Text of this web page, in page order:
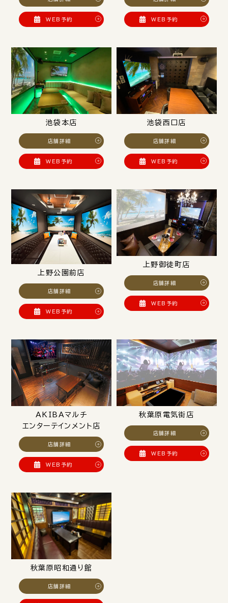
WEB予約 WEB予約
池袋本店
店舗詳細
WEB予約
池袋西口店
店舗詳細
WEB予約
上野公園前店
店舗詳細
WEB予約
上野御徒町店
店舗詳細
WEB予約
AKIBAマルチ
エンターテインメント店
店舗詳細
WEB予約
秋葉原電気街店
店舗詳細
WEB予約
秋葉原昭和通り館
店舗詳細